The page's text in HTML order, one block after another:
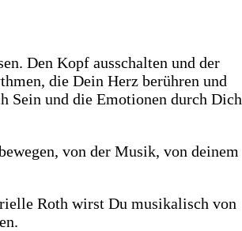
Den Kopf ausschalten und der
die Dein Herz berühren und
Sein und die Emotionen durch Dich
von der Musik, von deinem
Roth wirst Du musikalisch von